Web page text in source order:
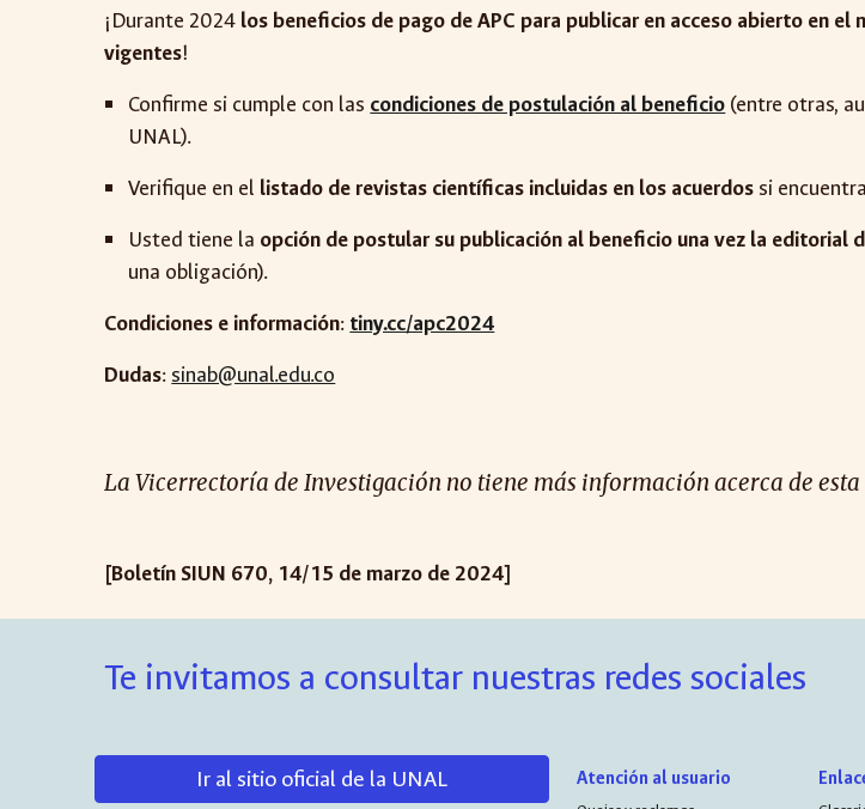
¡Durante 2024 los beneficios de pago de APC para publicar en acceso abierto en
vigentes!
Confirme si cumple con las condiciones de postulación al beneficio (entre otras,
UNAL).
Verifique en el listado de revistas científicas incluidas en los acuerdos si
Usted tiene la opción de postular su publicación al beneficio una vez la editorial
una obligación).
Condiciones e información: tiny.cc/apc2024
Dudas: sinab@unal.edu.co
La Vicerrectoría de Investigación no tiene más información acerca de est
[Boletín SIUN 670, 14/15 de marzo de 2024]
Te invitamos a consultar nuestras redes sociales
Ir al sitio oficial de la UNAL Atención al usuario